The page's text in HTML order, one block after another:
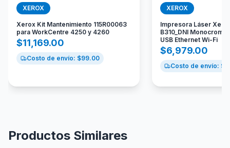
XEROX
Xerox Kit Mantenimiento 115R00063
para WorkCentre 4250 y 4260
$11,169.00
Costo de envío: $99.00
XEROX
Impresora Láser
B310_DNI
USB Ethernet Wi-Fi
$6,979.00
Costo de envío: $
Productos Similares